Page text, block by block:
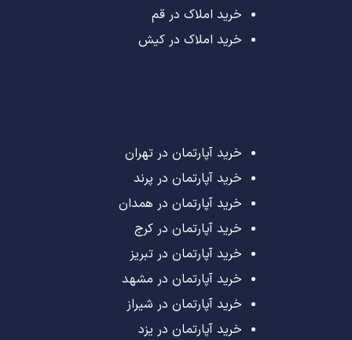
خرید املاک در قم
خرید املاک در کیش
خرید آپارتمان در تهران
خرید آپارتمان در پرند
خرید آپارتمان در همدان
خرید آپارتمان در کرج
خرید آپارتمان در تبریز
خرید آپارتمان در مشهد
خرید آپارتمان در شیراز
خرید آپارتمان در یزد